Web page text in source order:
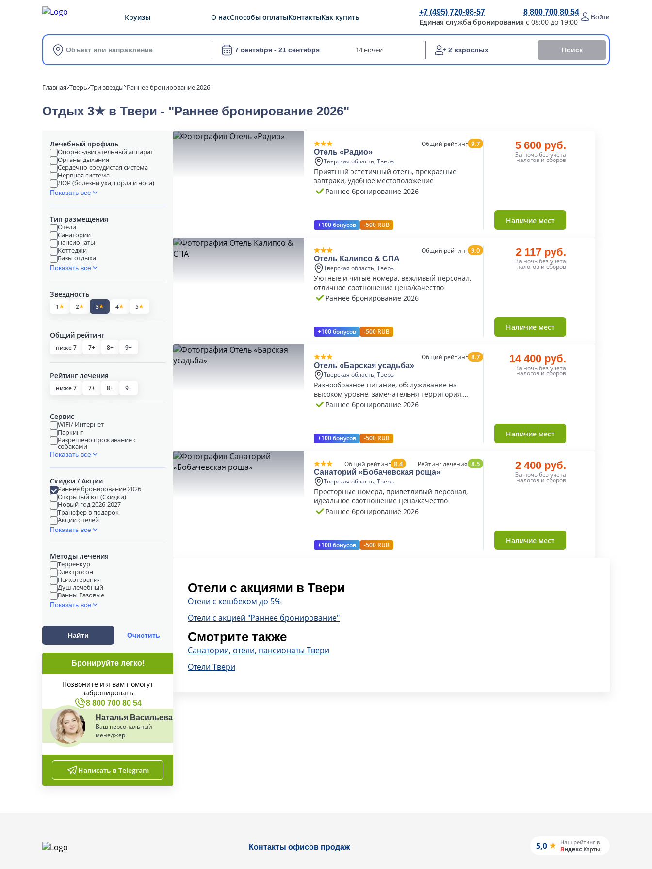
Круизы О насСпособы оплатыКонтактыКак купить
+7 (495) 720-98-57 8 800 700 80 54
Единая служба бронирования с 08:00 до 19:00
Войти
Объект или направление 7 сентября - 21 сентября 14 ночей 2 взрослых Поиск
Главная Тверь Три звезды Раннее бронирование 2026
Отдых 3★ в Твери - "Раннее бронирование 2026"
Лечебный профиль
Опорно-двигательный аппарат
Органы дыхания
Сердечно-сосудистая система
Нервная система
ЛОР (болезни уха, горла и носа)
Показать все
Тип размещения
Отели
Санатории
Пансионаты
Коттеджи
Базы отдыха
Показать все
Звездность
1 2 3 4 5
Общий рейтинг
ниже 7 7+ 8+ 9+
Рейтинг лечения
ниже 7 7+ 8+ 9+
Сервис
WIFI/ Интернет
Паркинг
Разрешено проживание с
собаками
Показать все
Скидки / Акции
Раннее бронирование 2026
Открытый юг (Скидки)
Новый год 2026-2027
Трансфер в подарок
Акции отелей
Показать все
Методы лечения
Терренкур
Электросон
Психотерапия
Душ лечебный
Ванны Газовые
Показать все
Найти Очистить
Бронируйте легко!
Позвоните и я вам помогут
забронировать
8 800 700 80 54
Наталья Васильева
Ваш персональный
менеджер
Написать в Telegram
Общий рейтинг 9.7
Отель «Радио»
Тверская область, Тверь
Приятный эстетичный отель, прекрасные
завтраки, удобное местоположение
Раннее бронирование 2026
+100 бонусов -500 RUB
5 600 руб.
За ночь без учета
налогов и сборов
Наличие мест
Общий рейтинг 9.0
Отель Калипсо & СПА
Тверская область, Тверь
Уютные и читые номера, вежливый персонал,
отличное соотношение цена/качество
Раннее бронирование 2026
+100 бонусов -500 RUB
2 117 руб.
За ночь без учета
налогов и сборов
Наличие мест
Общий рейтинг 8.7
Отель «Барская усадьба»
Тверская область, Тверь
Разнообразное питание, обслуживание на
высоком уровне, замечательня территория,
чистота
Раннее бронирование 2026
+100 бонусов -500 RUB
14 400 руб.
За ночь без учета
налогов и сборов
Наличие мест
Общий рейтинг 8.4 Рейтинг лечения 8.5
Санаторий «Бобачевская роща»
Тверская область, Тверь
Просторные номера, приветливый персонал,
идеальное соотношение цена/качество
Раннее бронирование 2026
+100 бонусов -500 RUB
2 400 руб.
За ночь без учета
налогов и сборов
Наличие мест
Отели с акциями в Твери
Отели с кешбеком до 5%
Отели с акцией "Раннее бронирование"
Смотрите также
Санатории, отели, пансионаты Твери
Отели Твери
Контакты офисов продаж